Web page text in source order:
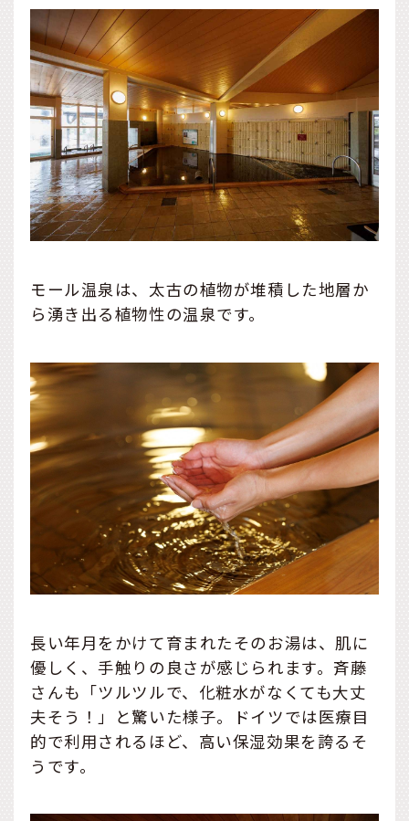
モール温泉は、太古の植物が堆積した地層か
ら湧き出る植物性の温泉です。
長い年月をかけて育まれたそのお湯は、肌に
優しく、手触りの良さが感じられます。斉藤
さんも「ツルツルで、化粧水がなくても大丈
夫そう！」と驚いた様子。ドイツでは医療目
的で利用されるほど、高い保湿効果を誇るそ
うです。